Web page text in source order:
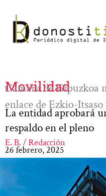
contenido
Movilidad
Cámara de Gipuzkoa
enlace de Ezkio-
La entidad aprobará
respaldo en el pleno
E. B. / Redacción
26 febrero, 2025